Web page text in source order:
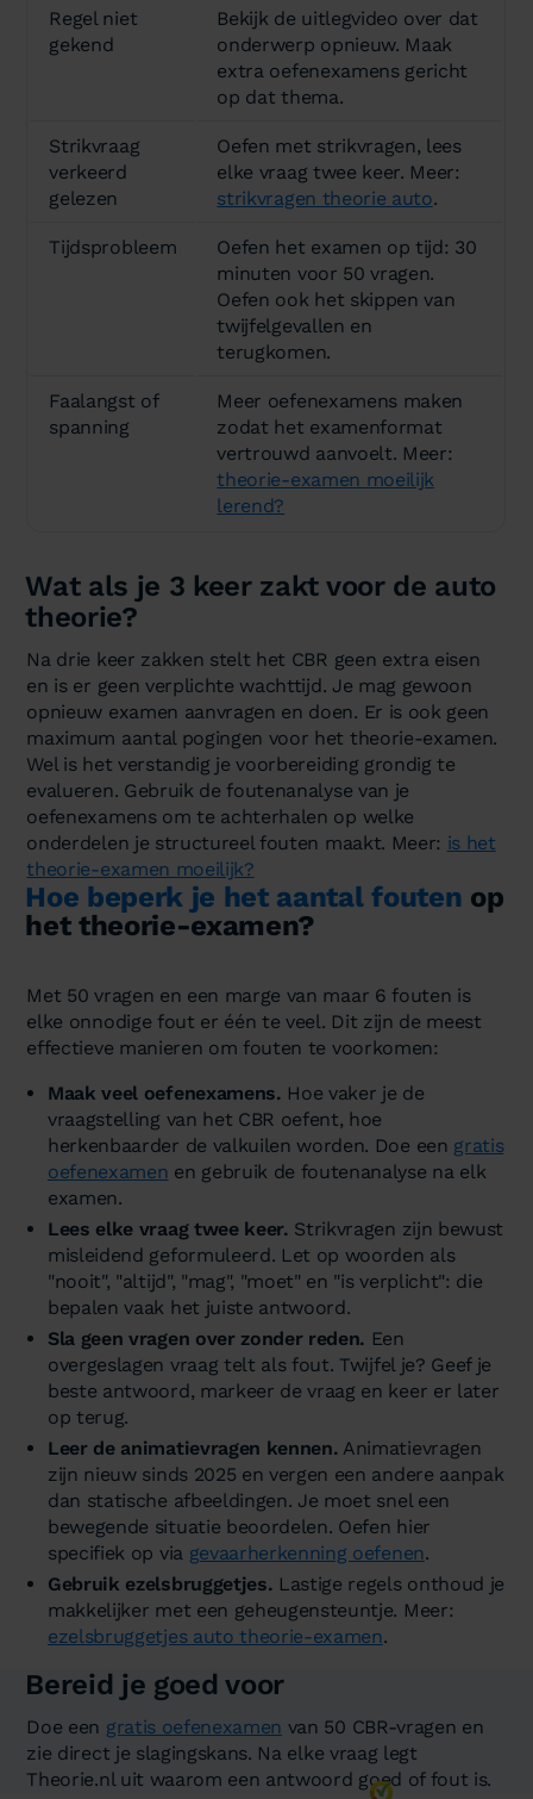
Regel niet
gekend
Bekijk de uitlegvideo over dat
onderwerp opnieuw. Maak
extra oefenexamens gericht
op dat thema.
Strikvraag
verkeerd
gelezen
Oefen met strikvragen, lees
elke vraag twee keer. Meer:
strikvragen theorie auto.
Tijdsprobleem
Oefen het examen op tijd: 30
minuten voor 50 vragen.
Oefen ook het skippen van
twijfelgevallen en
terugkomen.
Faalangst of
spanning
Meer oefenexamens maken
zodat het examenformat
vertrouwd aanvoelt. Meer:
theorie-examen moeilijk
lerend?
Wat als je 3 keer zakt voor de auto
theorie?
Na drie keer zakken stelt het CBR geen extra eisen
en is er geen verplichte wachttijd. Je mag gewoon
opnieuw examen aanvragen en doen. Er is ook geen
maximum aantal pogingen voor het theorie-examen.
Wel is het verstandig je voorbereiding grondig te
evalueren. Gebruik de foutenanalyse van je
oefenexamens om te achterhalen op welke
onderdelen je structureel fouten maakt. Meer: is het
theorie-examen moeilijk?
Hoe beperk je het aantal fouten op
het theorie-examen?
Met 50 vragen en een marge van maar 6 fouten is
elke onnodige fout er één te veel. Dit zijn de meest
effectieve manieren om fouten te voorkomen:
Maak veel oefenexamens. Hoe vaker je de
vraagstelling van het CBR oefent, hoe
herkenbaarder de valkuilen worden. Doe een gratis
oefenexamen en gebruik de foutenanalyse na elk
examen.
Lees elke vraag twee keer. Strikvragen zijn bewust
misleidend geformuleerd. Let op woorden als
"nooit", "altijd", "mag", "moet" en "is verplicht": die
bepalen vaak het juiste antwoord.
Sla geen vragen over zonder reden. Een
overgeslagen vraag telt als fout. Twijfel je? Geef je
beste antwoord, markeer de vraag en keer er later
op terug.
Leer de animatievragen kennen. Animatievragen
zijn nieuw sinds 2025 en vergen een andere aanpak
dan statische afbeeldingen. Je moet snel een
bewegende situatie beoordelen. Oefen hier
specifiek op via gevaarherkenning oefenen.
Gebruik ezelsbruggetjes. Lastige regels onthoud je
makkelijker met een geheugensteuntje. Meer:
ezelsbruggetjes auto theorie-examen.
Bereid je goed voor
Doe een gratis oefenexamen van 50 CBR-vragen en
zie direct je slagingskans. Na elke vraag legt
Theorie.nl uit waarom een antwoord goed of fout is.